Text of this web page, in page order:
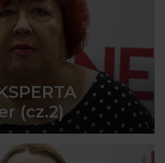
(cz.2)